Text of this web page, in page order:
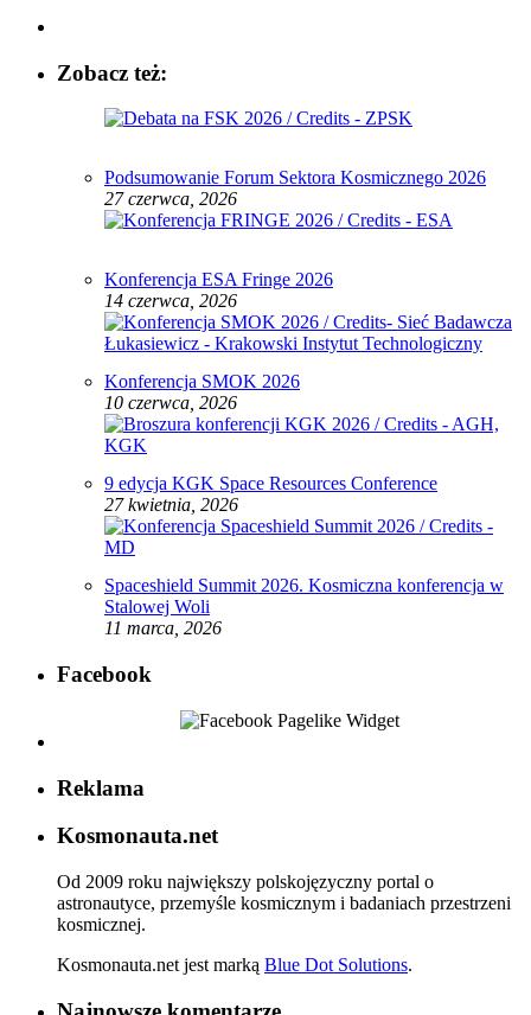
Zobacz też:
Podsumowanie Forum Sektora Kosmicznego 2026
27 czerwca, 2026
Konferencja ESA Fringe 2026
14 czerwca, 2026
Konferencja SMOK 2026
10 czerwca, 2026
9 edycja KGK Space Resources Conference
27 kwietnia, 2026
Spaceshield Summit 2026. Kosmiczna konferencja w
Stalowej Woli
11 marca, 2026
Facebook
Reklama
Kosmonauta.net
Od 2009 roku największy polskojęzyczny portal o
astronautyce, przemyśle kosmicznym i badaniach przestrzeni
kosmicznej.
Kosmonauta.net jest marką Blue Dot Solutions.